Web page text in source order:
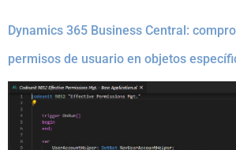
Dynamics 365 Business Central:
permisos de usuario en objetos